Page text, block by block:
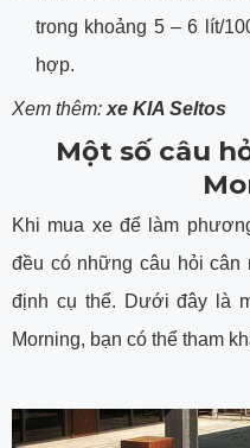
trong khoảng 5 – 6 lít/
hợp.
Xem thêm: xe KIA Seltos
Một số câu
Khi mua xe để làm
đều có những câu hỏi
định cụ thể. Dưới đây là
Morning, bạn có thể tham